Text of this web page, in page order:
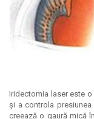
Iridectomia laser este
și a controla presiunea
creează o gaură mică